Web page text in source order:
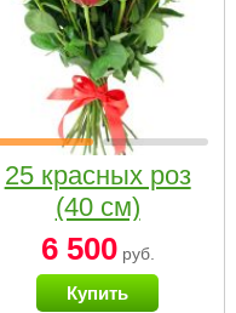
25 красных роз
(40 см)
6 500руб.
Купить